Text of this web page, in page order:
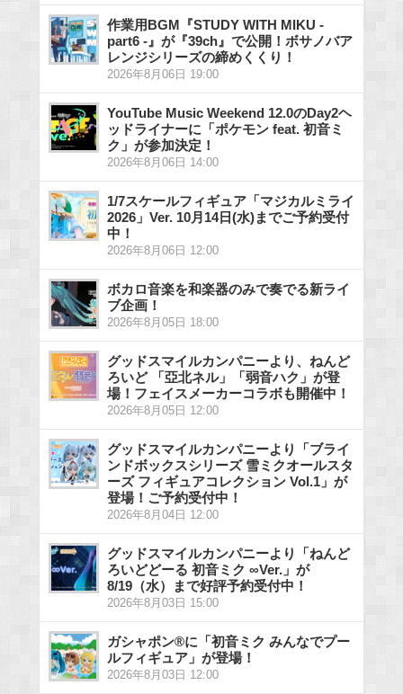
作業用BGM『STUDY WITH MIKU -
part6 -』が『39ch』で公開！ボサノバア
レンジシリーズの締めくくり！
2026年8月06日 19:00
YouTube Music Weekend 12.0のDay2ヘ
ッドライナーに「ポケモン feat. 初音ミ
ク」が参加決定！
2026年8月06日 14:00
1/7スケールフィギュア「マジカルミライ
2026」Ver. 10月14日(水)までご予約受付
中！
2026年8月06日 12:00
ボカロ音楽を和楽器のみで奏でる新ライ
ブ企画！
2026年8月05日 18:00
グッドスマイルカンパニーより、ねんど
ろいど 「亞北ネル」「弱音ハク」が登
場！フェイスメーカーコラボも開催中！
2026年8月05日 12:00
グッドスマイルカンパニーより「ブライ
ンドボックスシリーズ 雪ミクオールスタ
ーズ フィギュアコレクション Vol.1」が
登場！ご予約受付中！
2026年8月04日 12:00
グッドスマイルカンパニーより「ねんど
ろいどどーる 初音ミク ∞Ver.」が
8/19（水）まで好評予約受付中！
2026年8月03日 15:00
ガシャポン®に「初音ミク みんなでプー
ルフィギュア」が登場！
2026年8月03日 12:00